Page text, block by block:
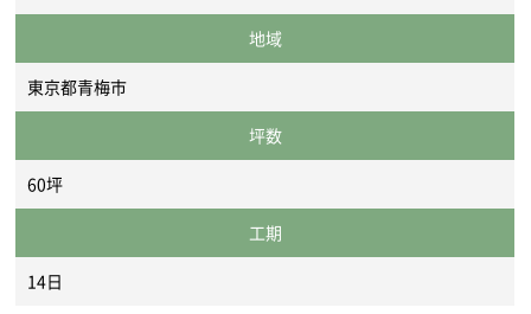
地域
東京都青梅市
坪数
60坪
工期
14日